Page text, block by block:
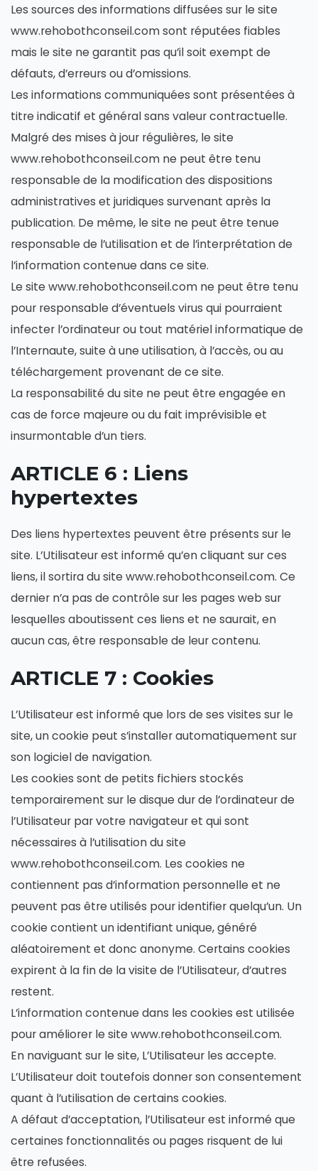
Les sources des informations diffusées sur le site
www.rehobothconseil.com sont réputées fiables
mais le site ne garantit pas qu’il soit exempt de
défauts, d’erreurs ou d’omissions.
Les informations communiquées sont présentées à
titre indicatif et général sans valeur contractuelle.
Malgré des mises à jour régulières, le site
www.rehobothconseil.com ne peut être tenu
responsable de la modification des dispositions
administratives et juridiques survenant après la
publication. De même, le site ne peut être tenue
responsable de l’utilisation et de l’interprétation de
l’information contenue dans ce site.
Le site www.rehobothconseil.com ne peut être tenu
pour responsable d’éventuels virus qui pourraient
infecter l’ordinateur ou tout matériel informatique de
l’Internaute, suite à une utilisation, à l’accès, ou au
téléchargement provenant de ce site.
La responsabilité du site ne peut être engagée en
cas de force majeure ou du fait imprévisible et
insurmontable d’un tiers.
ARTICLE 6 : Liens
hypertextes
Des liens hypertextes peuvent être présents sur le
site. L’Utilisateur est informé qu’en cliquant sur ces
liens, il sortira du site www.rehobothconseil.com. Ce
dernier n’a pas de contrôle sur les pages web sur
lesquelles aboutissent ces liens et ne saurait, en
aucun cas, être responsable de leur contenu.
ARTICLE 7 : Cookies
L’Utilisateur est informé que lors de ses visites sur le
site, un cookie peut s’installer automatiquement sur
son logiciel de navigation.
Les cookies sont de petits fichiers stockés
temporairement sur le disque dur de l’ordinateur de
l’Utilisateur par votre navigateur et qui sont
nécessaires à l’utilisation du site
www.rehobothconseil.com. Les cookies ne
contiennent pas d’information personnelle et ne
peuvent pas être utilisés pour identifier quelqu’un. Un
cookie contient un identifiant unique, généré
aléatoirement et donc anonyme. Certains cookies
expirent à la fin de la visite de l’Utilisateur, d’autres
restent.
L’information contenue dans les cookies est utilisée
pour améliorer le site www.rehobothconseil.com.
En naviguant sur le site, L’Utilisateur les accepte.
L’Utilisateur doit toutefois donner son consentement
quant à l’utilisation de certains cookies.
A défaut d’acceptation, l’Utilisateur est informé que
certaines fonctionnalités ou pages risquent de lui
être refusées.